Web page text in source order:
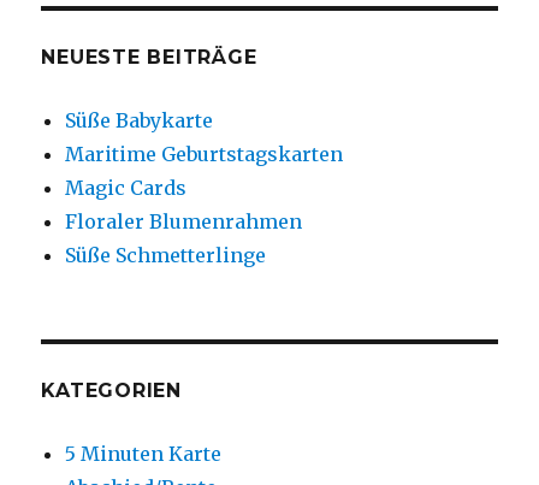
NEUESTE BEITRÄGE
Süße Babykarte
Maritime Geburtstagskarten
Magic Cards
Floraler Blumenrahmen
Süße Schmetterlinge
KATEGORIEN
5 Minuten Karte